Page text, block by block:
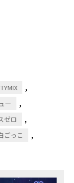
,
ー ,
ゼロ ,
ごっこ ,